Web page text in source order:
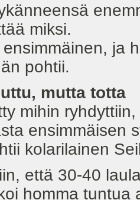
miksi.
ja
pohtii.
mutta totta
mihin
ensimmäisen
kolarilainen
että 30-40
homma